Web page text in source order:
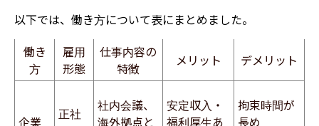
以下では、働き方について表にまとめました。
働き
方
雇用
形態
仕事内容の
特徴
メリット デメリット
企業
正社
社内会議、
海外拠点と
安定収入・
福利厚生あ
拘束時間が
長め